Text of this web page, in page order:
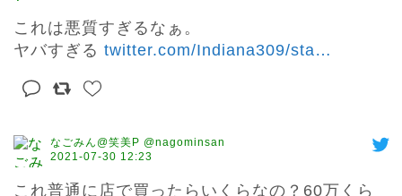
これは悪質すぎるなぁ。
ヤバすぎる twitter.com/Indiana309/sta…
なごみん@笑美P @nagominsan
2021-07-30 12:23
これ普通に店で買ったらいくらなの？60万くら